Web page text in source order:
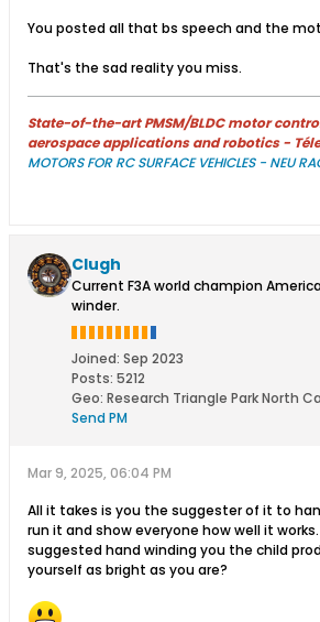
You posted all that bs speech and the
That's the sad reality you miss.
State-of-the-art PMSM/BLDC motor
aerospace applications and robotics -
MOTORS FOR RC SURFACE VEHICLES - NEU
Clugh
Current F3A world champion
winder.
Joined: Sep 2023
Posts: 5212
Geo: Research Triangle Park North
Send PM
Mar 9, 2025, 06:04 PM
All it takes is you the suggester of it to hand
run it and show everyone how well it
suggested hand winding you the child
yourself as bright as you are?